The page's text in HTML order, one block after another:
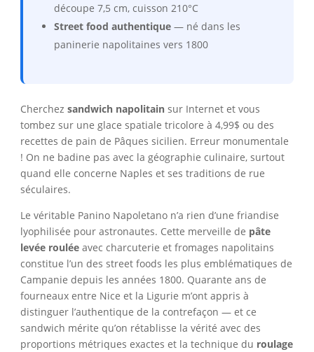
découpe 7,5 cm, cuisson 210°C
Street food authentique— né dans les
paninerie napolitaines vers 1800
Cherchez sandwich napolitainsur Internet et vous
tombez sur une glace spatiale tricolore à 4,99$ ou des
recettes de pain de Pâques sicilien. Erreur monumentale
! On ne badine pas avec la géographie culinaire, surtout
quand elle concerne Naples et ses traditions de rue
séculaires.
Le véritable Panino Napoletano n’a rien d’une friandise
lyophilisée pour astronautes. Cette merveille de pâte
levée rouléeavec charcuterie et fromages napolitains
constitue l’un des street foods les plus emblématiques de
Campanie depuis les années 1800. Quarante ans de
fourneaux entre Nice et la Ligurie m’ont appris à
distinguer l’authentique de la contrefaçon — et ce
sandwich mérite qu’on rétablisse la vérité avec des
proportions métriques exactes et la technique du roulage